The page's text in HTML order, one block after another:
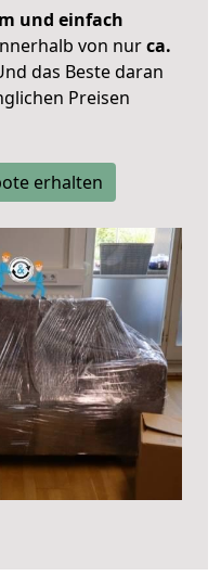
und einfach
von nurca.
das Beste daran
Preisen
erhalten